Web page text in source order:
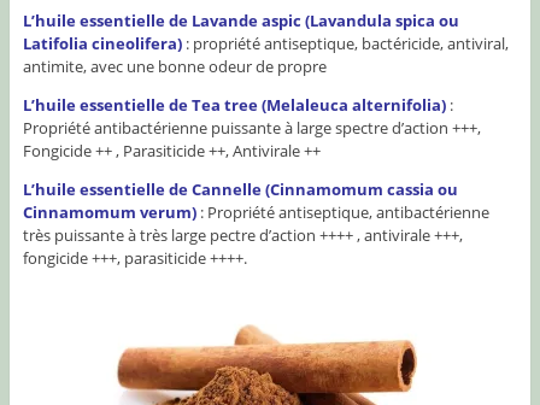
L’huile essentielle de Lavande aspic (Lavandula spica ou
Latifolia cineolifera): propriété antiseptique, bactéricide, antiviral,
antimite, avec une bonne odeur de propre
L’huile essentielle de Tea tree (Melaleuca alternifolia) :
Propriété antibactérienne puissante à large spectre d’action +++,
Fongicide ++ , Parasiticide ++, Antivirale ++
L’huile essentielle de Cannelle (Cinnamomum cassia ou
Cinnamomum verum): Propriété antiseptique, antibactérienne
très puissante à très large pectre d’action ++++ , antivirale +++,
fongicide +++, parasiticide ++++.